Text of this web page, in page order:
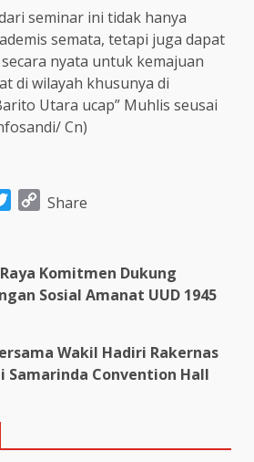
seminar ini tidak hanya
semata, tetapi juga dapat
nyata untuk kemajuan
di wilayah khusunya di
Utara ucap” Muhlis seusai
Cn)
TwitterCopy
Share
Komitmen Dukung
Sosial Amanat UUD 1945
Wakil Hadiri Rakernas
Samarinda Convention Hall